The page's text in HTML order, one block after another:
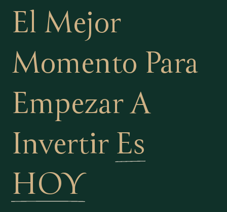
El Mejor
Momento Para
Empezar A
Invertir Es
HOY